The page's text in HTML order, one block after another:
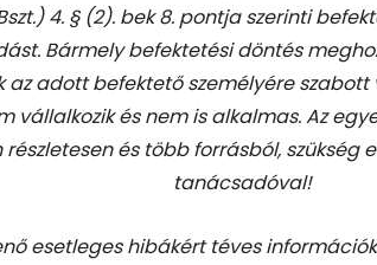
4. § (2). bek 8. pontja szerinti
Bármely befektetési döntés
az adott befektető személyére
vállalkozik és nem is alkalmas. Az
és több forrásból, szükség
tanácsadóval!
esetleges hibákért téves